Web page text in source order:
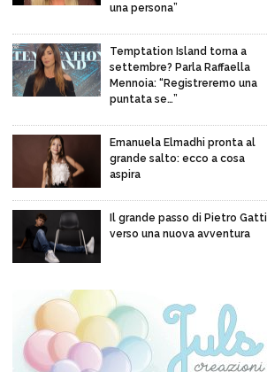
una persona”
Temptation Island torna a
settembre? Parla Raffaella
Mennoia: “Registreremo una
puntata se…”
Emanuela Elmadhi pronta al
grande salto: ecco a cosa
aspira
Il grande passo di Pietro Gatti
verso una nuova avventura